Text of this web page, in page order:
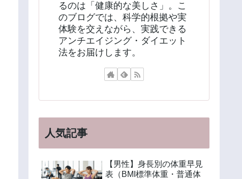
るのは「健康的な美しさ」。こ
のブログでは、科学的根拠や実
体験を交えながら、実践できる
アンチエイジング・ダイエット
法をお届けします。
人気記事
【男性】身長別の体重早見
表（BMI標準体重・普通体